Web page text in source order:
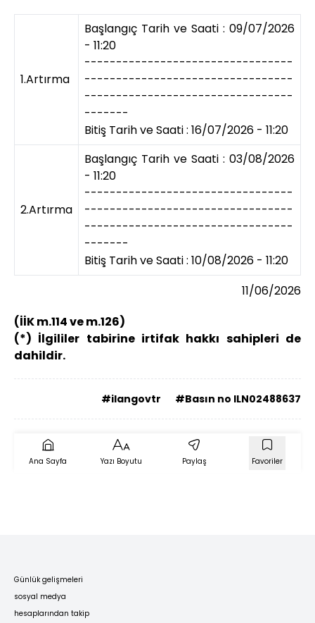
1.Artırma
Başlangıç Tarih ve Saati : 09/07/2026
- 11:20
---------------------------------
---------------------------------
---------------------------------
-------
Bitiş Tarih ve Saati : 16/07/2026 - 11:20
2.Artırma
Başlangıç Tarih ve Saati : 03/08/2026
- 11:20
---------------------------------
---------------------------------
---------------------------------
-------
Bitiş Tarih ve Saati : 10/08/2026 - 11:20
11/06/2026
(İİK m.114 ve m.126)
(*) İlgililer tabirine irtifak hakkı sahipleri de
dahildir.
#ilangovtr #Basın no ILN02488637
Ana Sayfa Yazı Boyutu Paylaş Favoriler
Günlük gelişmeleri
sosyal medya
hesaplarından takip